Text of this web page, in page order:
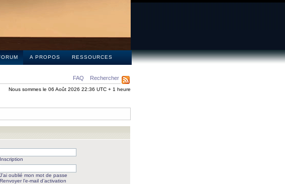
A PROPOS RESSOURCES
FAQ Rechercher
Nous sommes le 06 Août 2026 22:36 UTC + 1 heure
Inscription
J’ai oublié mon mot de passe
Renvoyer l’e-mail d’activation